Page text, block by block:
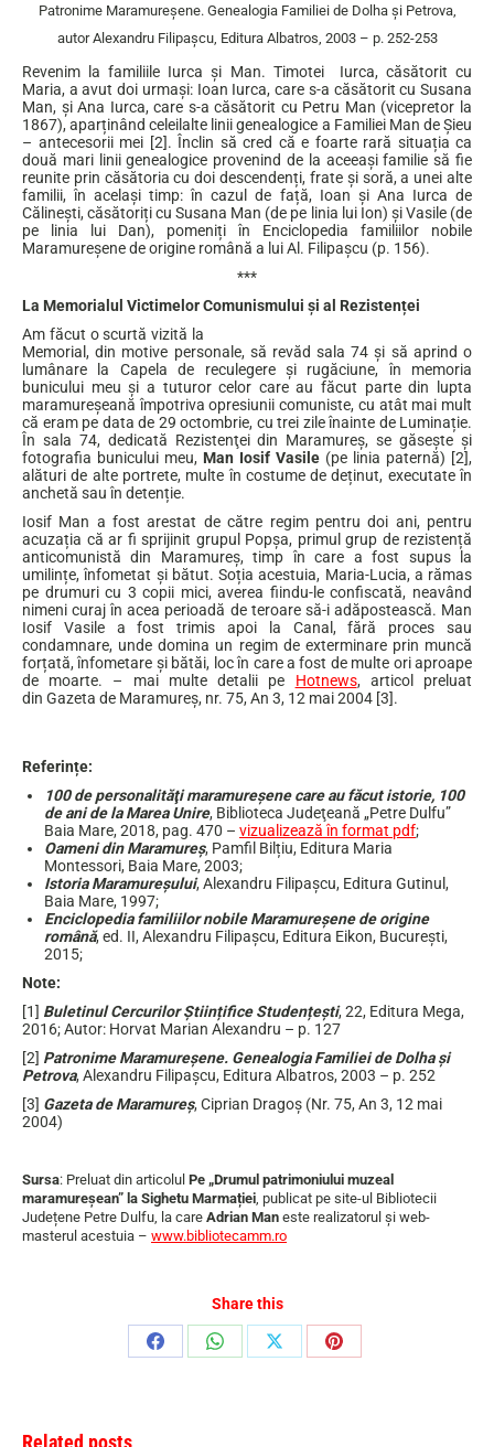
Patronime Maramureșene. Genealogia Familiei de Dolha și Petrova,
autor Alexandru Filipașcu, Editura Albatros, 2003 – p. 252-253
Revenim la familiile Iurca și Man. Timotei Iurca, căsătorit cu
Maria, a avut doi urmași: Ioan Iurca, care s-a căsătorit cu Susana
Man, și Ana Iurca, care s-a căsătorit cu Petru Man (vicepretor la
1867), aparținând celeilalte linii genealogice a Familiei Man de Șieu
– antecesorii mei [2]. Înclin să cred că e foarte rară situația ca
două mari linii genealogice provenind de la aceeași familie să fie
reunite prin căsătoria cu doi descendenți, frate și soră, a unei alte
familii, în același timp: în cazul de față, Ioan și Ana Iurca de
Călinești, căsătoriți cu Susana Man (de pe linia lui Ion) și Vasile (de
pe linia lui Dan), pomeniți în Enciclopedia familiilor nobile
Maramureșene de origine română a lui Al. Filipașcu (p. 156).
***
La Memorialul Victimelor Comunismului și al Rezistenței
Am făcut o scurtă vizită la
Memorial, din motive personale, să revăd sala 74 și să aprind o
lumânare la Capela de reculegere şi rugăciune, în memoria
bunicului meu și a tuturor celor care au făcut parte din lupta
maramureșeană împotriva opresiunii comuniste, cu atât mai mult
că eram pe data de 29 octombrie, cu trei zile înainte de Luminație.
În sala 74, dedicată Rezistenţei din Maramureş, se găsește și
fotografia bunicului meu, Man Iosif Vasile (pe linia paternă) [2],
alături de alte portrete, multe în costume de deținut, executate în
anchetă sau în detenție.
Iosif Man a fost arestat de către regim pentru doi ani, pentru
acuzația că ar fi sprijinit grupul Popșa, primul grup de rezistență
anticomunistă din Maramureș, timp în care a fost supus la
umilințe, înfometat și bătut. Soția acestuia, Maria-Lucia, a rămas
pe drumuri cu 3 copii mici, averea fiindu-le confiscată, neavând
nimeni curaj în acea perioadă de teroare să-i adăpostească. Man
Iosif Vasile a fost trimis apoi la Canal, fără proces sau
condamnare, unde domina un regim de exterminare prin muncă
forțată, înfometare și bătăi, loc în care a fost de multe ori aproape
de moarte. – mai multe detalii pe Hotnews, articol preluat
din Gazeta de Maramureș, nr. 75, An 3, 12 mai 2004 [3].
Referințe:
100 de personalităţi maramureşene care au făcut istorie, 100
de ani de la Marea Unire, Biblioteca Judeţeană „Petre Dulfu”
Baia Mare, 2018, pag. 470 – vizualizează în format pdf;
Oameni din Maramureș, Pamfil Bilțiu, Editura Maria
Montessori, Baia Mare, 2003;
Istoria Maramureșului, Alexandru Filipașcu, Editura Gutinul,
Baia Mare, 1997;
Enciclopedia familiilor nobile Maramureșene de origine
română, ed. II, Alexandru Filipașcu, Editura Eikon, București,
2015;
Note:
[1] Buletinul Cercurilor Științifice Studențești, 22, Editura Mega,
2016; Autor: Horvat Marian Alexandru – p. 127
[2] Patronime Maramureșene. Genealogia Familiei de Dolha și
Petrova, Alexandru Filipașcu, Editura Albatros, 2003 – p. 252
[3] Gazeta de Maramureș, Ciprian Dragoș (Nr. 75, An 3, 12 mai
2004)
Sursa: Preluat din articolul Pe „Drumul patrimoniului muzeal
maramureșean” la Sighetu Marmației , publicat pe site-ul Bibliotecii
Județene Petre Dulfu, la care Adrian Man este realizatorul și web-
masterul acestuia – www.bibliotecamm.ro
Share this
Share
Share
Share
Share
Related posts